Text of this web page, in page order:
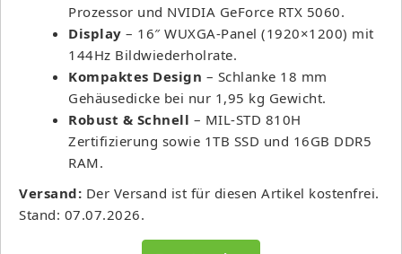
Prozessor und NVIDIA GeForce RTX 5060.
Display – 16″ WUXGA-Panel (1920×1200) mit
144Hz Bildwiederholrate.
Kompaktes Design – Schlanke 18 mm
Gehäusedicke bei nur 1,95 kg Gewicht.
Robust & Schnell – MIL-STD 810H
Zertifizierung sowie 1TB SSD und 16GB DDR5
RAM.
Versand: Der Versand ist für diesen Artikel kostenfrei.
Stand: 07.07.2026.